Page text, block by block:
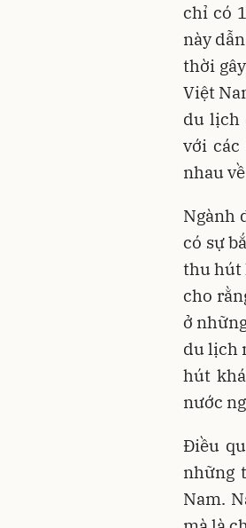
chỉ có
này
thời
Việt
du lịch
với các
nhau
Ngành
có sự
thu hút
cho
ở
du lịch
hút
nước
Điều
những
Nam.